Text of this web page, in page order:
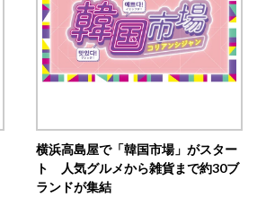
横浜高島屋で「韓国市場」がスター
ト 人気グルメから雑貨まで約30ブ
ランドが集結